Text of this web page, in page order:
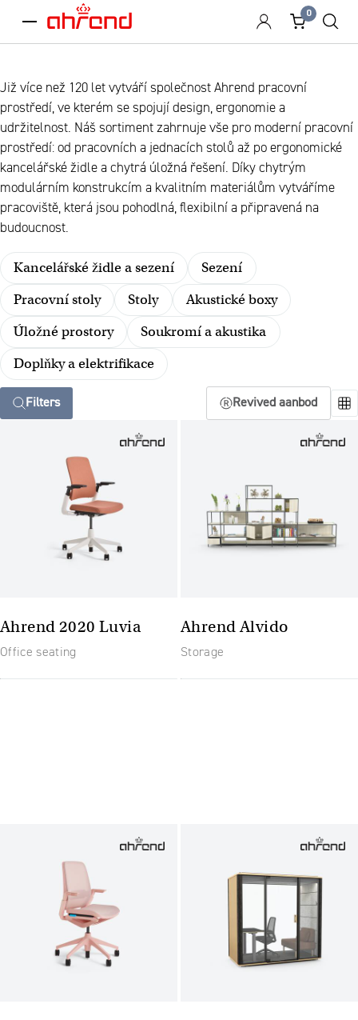
menu
0
Již více než 120 let vytváří společnost Ahrend pracovní
prostředí, ve kterém se spojují design, ergonomie a
udržitelnost. Náš sortiment zahrnuje vše pro moderní pracovní
prostředí: od pracovních a jednacích stolů až po ergonomické
kancelářské židle a chytrá úložná řešení. Díky chytrým
modulárním konstrukcím a kvalitním materiálům vytváříme
pracoviště, která jsou pohodlná, flexibilní a připravená na
budoucnost.
Kancelářské židle a sezení
Sezení
Pracovní stoly
Stoly
Akustické boxy
Úložné prostory
Soukromí a akustika
Doplňky a elektrifikace
Filters Revived aanbod
Ahrend 2020 Luvia
Office seating
Ahrend Alvido
Storage